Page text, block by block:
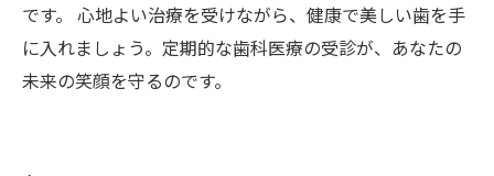
です。 心地よい治療を受けながら、健康で美しい歯を手
に入れましょう。定期的な歯科医療の受診が、あなたの
未来の笑顔を守るのです。